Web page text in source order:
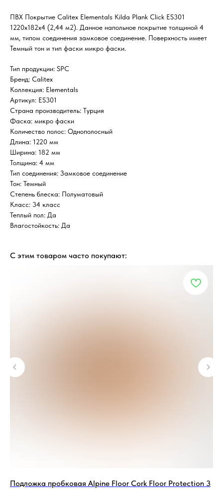
ПВХ Покрытие Calitex Elementals Kilda Plank Click ES301
1220x182x4 (2,44 м2). Данное напольное покрытие толщиной 4
мм, типом соединения замковое соединение. Поверхность имеет
Темный тон и тип фаски микро фаски.
Тип продукции: SPC
Бренд: Calitex
Коллекция: Elementals
Артикул: ES301
Страна производитель: Турция
Фаска: микро фаски
Количество полос: Однополосный
Длина: 1220 мм
Ширина: 182 мм
Толщина: 4 мм
Тип соединения: Замковое соединение
Тон: Темный
Степень блеска: Полуматовый
Класс: 34 класс
Теплый пол: Да
Влагостойкость: Да
С этим товаром часто покупают:
Подложка пробковая Alpine Floor Cork Floor Protection 3